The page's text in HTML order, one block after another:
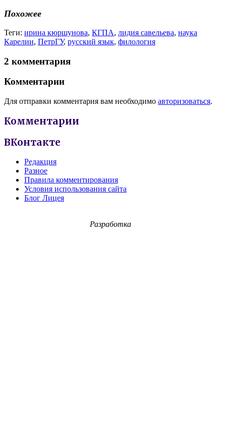
Похожее
Теги: ирина кюршунова, КГПА, лидия савельева, наука
Карелии, ПетрГУ, русский язык, филология
2 комментария
Комментарии
Для отправки комментария вам необходимо авторизоваться.
Комментарии
ВКонтакте
Редакция
Разное
Правила комментирования
Условия использования сайта
Блог Лицея
Разработка